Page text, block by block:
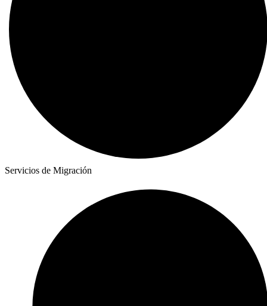
Servicios de Migración